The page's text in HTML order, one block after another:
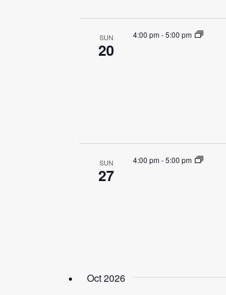
SUN
20
4:00 pm-5:00 pm
SUN
27
4:00 pm-5:00 pm
Oct 2026